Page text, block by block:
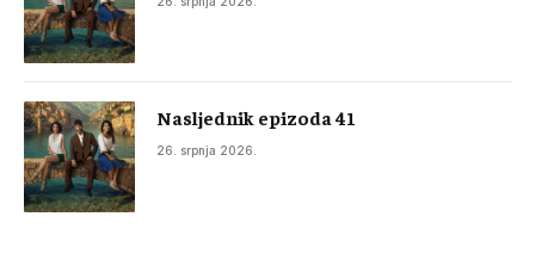
Nasljednik epizoda 41
26. srpnja 2026.